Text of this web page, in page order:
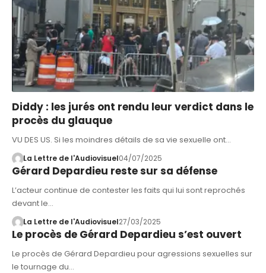
Diddy : les jurés ont rendu leur verdict dans le
procès du glauque
VU DES US. Si les moindres détails de sa vie sexuelle ont…
La Lettre de l'Audiovisuel04/07/2025
Gérard Depardieu reste sur sa défense
L’acteur continue de contester les faits qui lui sont reprochés
devant le…
La Lettre de l'Audiovisuel27/03/2025
Le procès de Gérard Depardieu s’est ouvert
Le procès de Gérard Depardieu pour agressions sexuelles sur
le tournage du…